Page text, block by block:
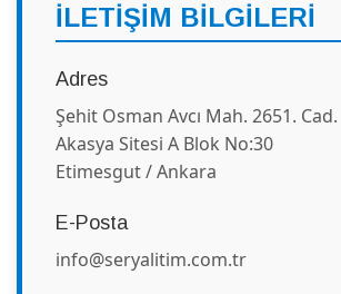
İLETİŞİM BİLGİLERİ
Adres
Şehit Osman Avcı Mah. 2651. Cad.
Akasya Sitesi A Blok No:30
Etimesgut / Ankara
E-Posta
info@seryalitim.com.tr